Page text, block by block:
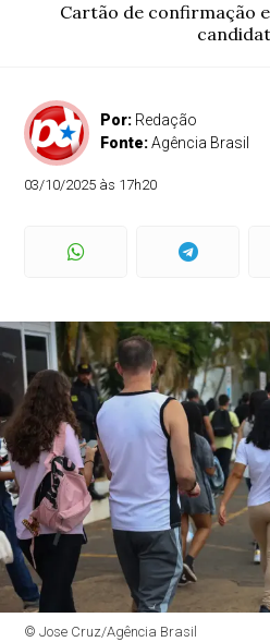
Cartão de confirmação
Por: Redação
Fonte:Agência Brasil
03/10/2025 às 17h20
© Jose Cruz/Agência Brasil